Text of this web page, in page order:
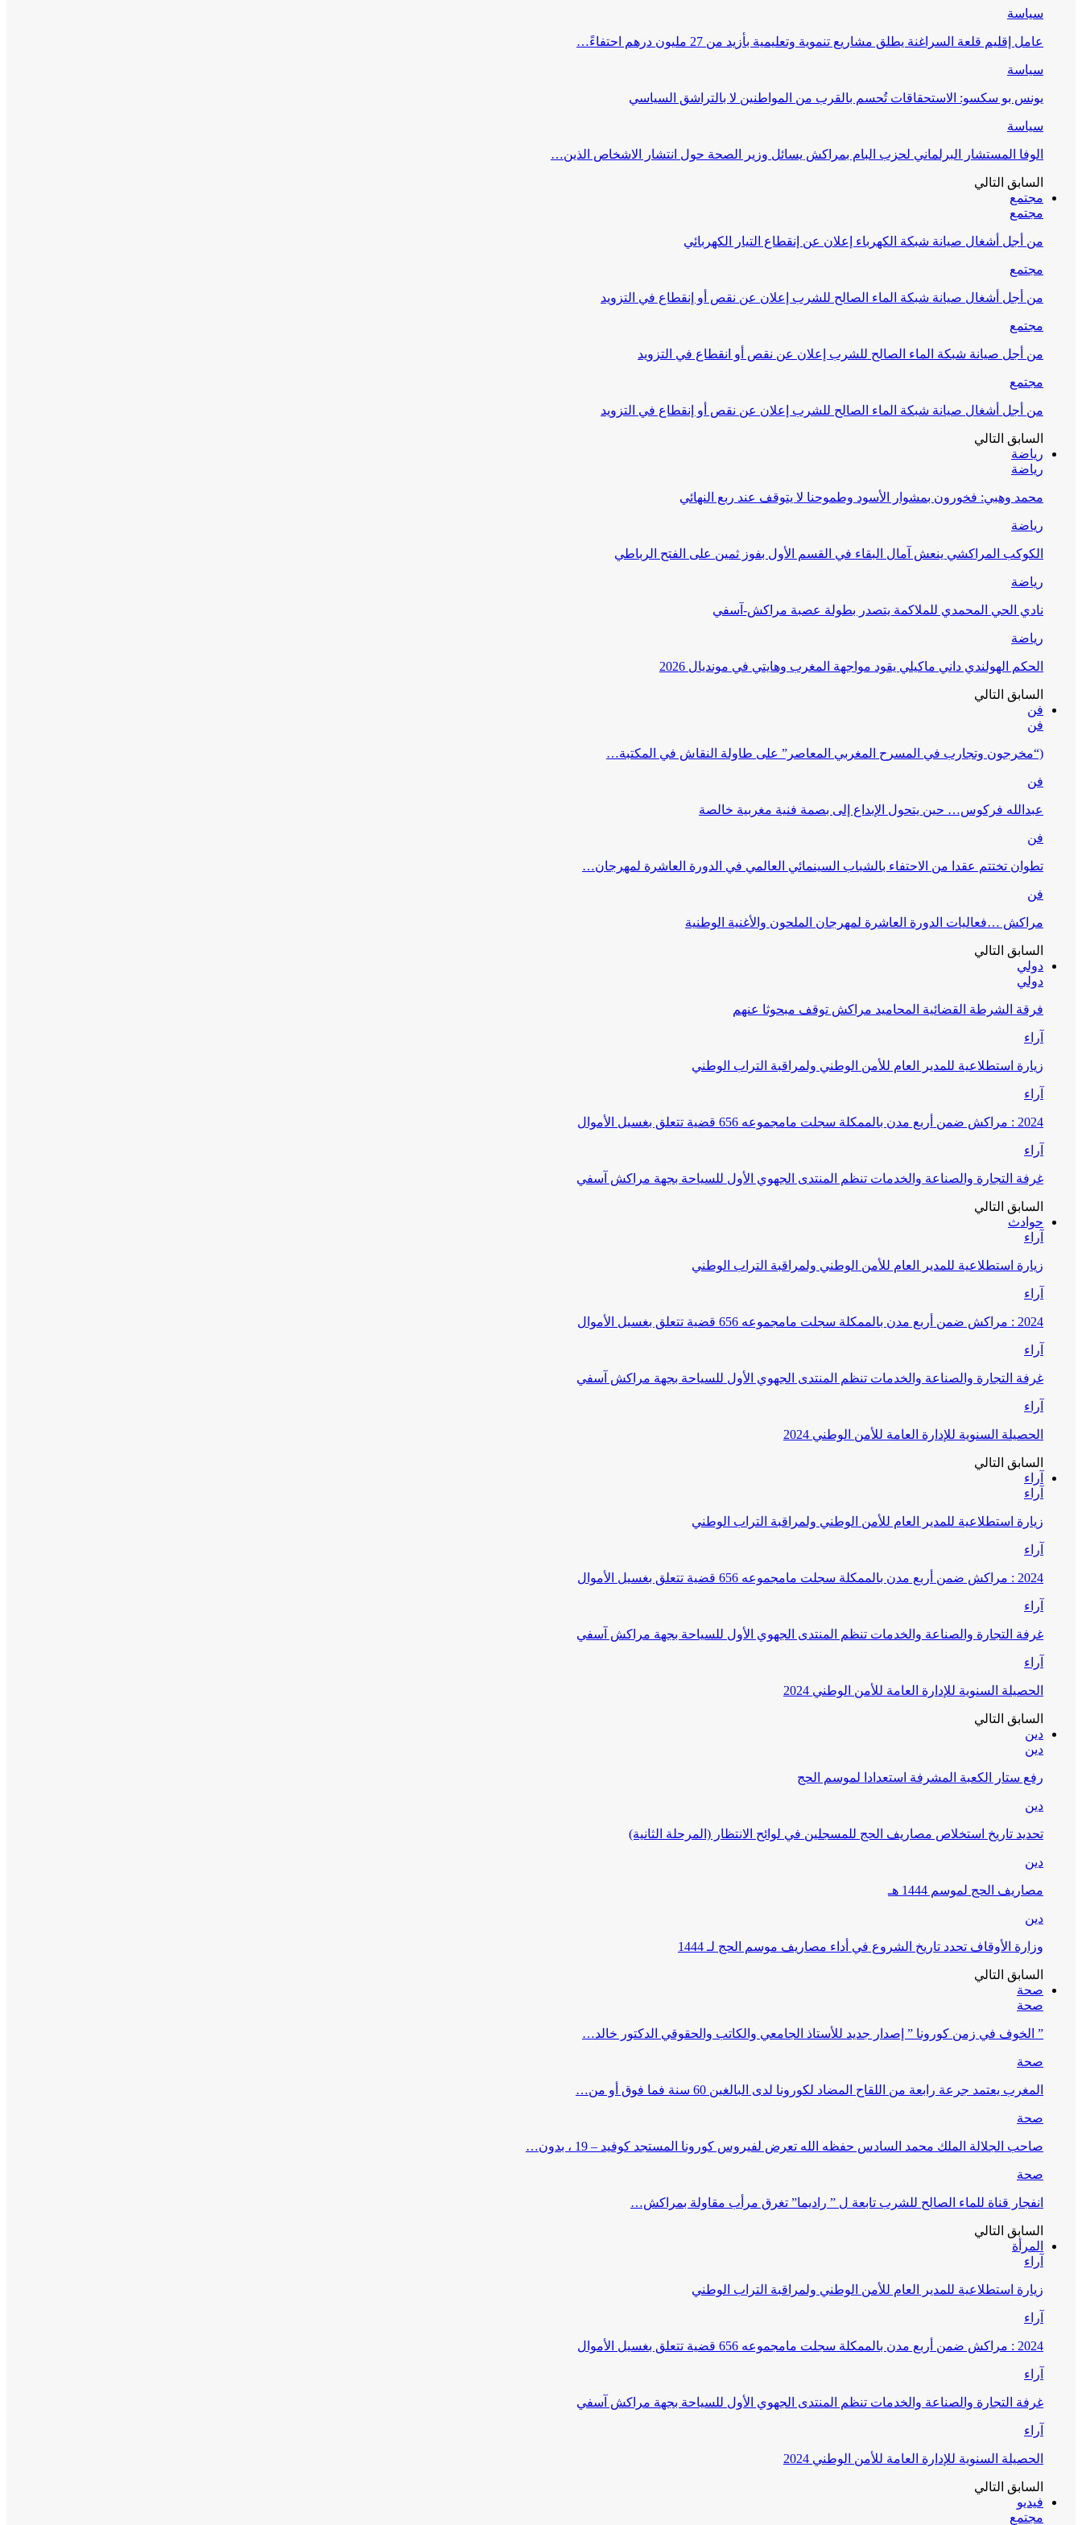
سياسة
عامل إقليم قلعة السراغنة يطلق مشاريع تنموية وتعليمية بأزيد من 27 مليون درهم احتفاءً…
سياسة
يونس بو سكسو: الاستحقاقات تُحسم بالقرب من المواطنين لا بالتراشق السياسي
سياسة
الوفا المستشار البرلماني لحزب البام بمراكش يسائل وزير الصحة حول انتشار الاشخاص الذين…
السابق التالي
مجتمع
مجتمع
من أجل أشغال صيانة شبكة الكهرباء إعلان عن إنقطاع التيار الكهربائي
مجتمع
من أجل أشغال صيانة شبكة الماء الصالح للشرب إعلان عن نقص أو إنقطاع في التزويد
مجتمع
من أجل صيانة شبكة الماء الصالح للشرب إعلان عن نقص أو انقطاع في التزويد
مجتمع
من أجل أشغال صيانة شبكة الماء الصالح للشرب إعلان عن نقص أو إنقطاع في التزويد
السابق التالي
رياضة
رياضة
محمد وهبي: فخورون بمشوار الأسود وطموحنا لا يتوقف عند ربع النهائي
رياضة
الكوكب المراكشي ينعش آمال البقاء في القسم الأول بفوز ثمين على الفتح الرباطي
رياضة
نادي الحي المحمدي للملاكمة يتصدر بطولة عصبة مراكش-آسفي
رياضة
الحكم الهولندي داني ماكيلي يقود مواجهة المغرب وهايتي في مونديال 2026
السابق التالي
فن
فن
(“مخرجون وتجارب في المسرح المغربي المعاصر” على طاولة النقاش في المكتبة…
فن
عبدالله فركوس… حين يتحول الإبداع إلى بصمة فنية مغربية خالصة
فن
تطوان تختتم عقدا من الاحتفاء بالشباب السينمائي العالمي في الدورة العاشرة لمهرجان…
فن
مراكش …فعاليات الدورة العاشرة لمهرجان الملحون والأغنية الوطنية
السابق التالي
دولي
دولي
فرقة الشرطة القضائية المحاميد مراكش توقف مبحوثا عنهم
آراء
زيارة استطلاعية للمدير العام للأمن الوطني ولمراقبة التراب الوطني
آراء
2024 : مراكش ضمن أربع مدن بالممكلة سجلت مامجموعه 656 قضية تتعلق بغسيل الأموال
آراء
غرفة التجارة والصناعة والخدمات تنظم المنتدى الجهوي الأول للسياحة بجهة مراكش آسفي
السابق التالي
حوادث
آراء
زيارة استطلاعية للمدير العام للأمن الوطني ولمراقبة التراب الوطني
آراء
2024 : مراكش ضمن أربع مدن بالممكلة سجلت مامجموعه 656 قضية تتعلق بغسيل الأموال
آراء
غرفة التجارة والصناعة والخدمات تنظم المنتدى الجهوي الأول للسياحة بجهة مراكش آسفي
آراء
الحصيلة السنوية للإدارة العامة للأمن الوطني 2024
السابق التالي
آراء
آراء
زيارة استطلاعية للمدير العام للأمن الوطني ولمراقبة التراب الوطني
آراء
2024 : مراكش ضمن أربع مدن بالممكلة سجلت مامجموعه 656 قضية تتعلق بغسيل الأموال
آراء
غرفة التجارة والصناعة والخدمات تنظم المنتدى الجهوي الأول للسياحة بجهة مراكش آسفي
آراء
الحصيلة السنوية للإدارة العامة للأمن الوطني 2024
السابق التالي
دين
دين
رفع ستار الكعبة المشرفة استعدادا لموسم الحج
دين
تحديد تاريخ استخلاص مصاريف الحج للمسجلين في لوائح الانتظار (المرحلة الثانية)
دين
مصاريف الحج لموسم 1444 هـ
دين
وزارة الأوقاف تحدد تاريخ الشروع في أداء مصاريف موسم الحج لـ 1444
السابق التالي
صحة
صحة
” الخوف في زمن كورونا ” إصدار جديد للأستاذ الجامعي والكاتب والحقوقي الدكتور خالد…
صحة
المغرب يعتمد جرعة رابعة من اللقاح المضاد لكورونا لدى البالغين 60 سنة فما فوق أو من…
صحة
صاحب الجلالة الملك محمد السادس حفظه الله تعرض لفيروس كورونا المستجد كوفيد – 19 ، بدون…
صحة
انفجار قناة للماء الصالح للشرب تابعة ل ” راديما” تغرق مرأب مقاولة بمراكش…
السابق التالي
المرأة
آراء
زيارة استطلاعية للمدير العام للأمن الوطني ولمراقبة التراب الوطني
آراء
2024 : مراكش ضمن أربع مدن بالممكلة سجلت مامجموعه 656 قضية تتعلق بغسيل الأموال
آراء
غرفة التجارة والصناعة والخدمات تنظم المنتدى الجهوي الأول للسياحة بجهة مراكش آسفي
آراء
الحصيلة السنوية للإدارة العامة للأمن الوطني 2024
السابق التالي
فيديو
مجتمع